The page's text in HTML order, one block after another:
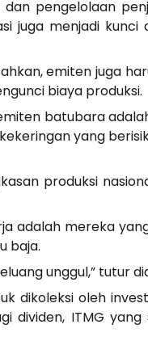
pengelolaan
juga menjadi
emiten juga
biaya produksi.
batubara
yang
produksi
adalah mereka
baja.
unggul,” tutur
dikoleksi oleh
dividen, ITMG